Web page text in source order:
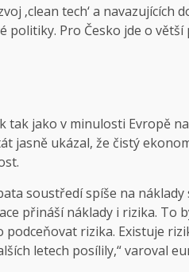
‚clean tech‘ a navazujících
Pro Česko jde o
tak jako v minulosti Evropě
jasně ukázal, že čistý
soustředí spíše na
přináší náklady i rizika. To
rizika. Existuje
letech posílily,“ varoval